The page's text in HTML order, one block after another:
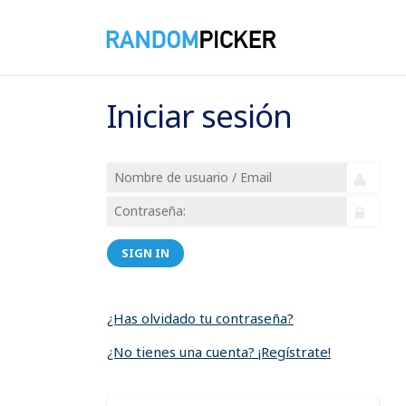
Iniciar sesión
SIGN IN
¿Has olvidado tu contraseña?
¿No tienes una cuenta? ¡Regístrate!